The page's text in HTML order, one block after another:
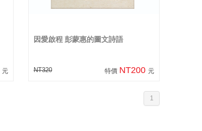
元
因愛啟程 彭蒙惠的圖文詩語
NT320 特價 NT200 元
1